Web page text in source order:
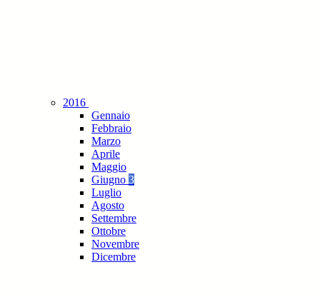
2016
Gennaio
Febbraio
Marzo
Aprile
Maggio
Giugno 3
Luglio
Agosto
Settembre
Ottobre
Novembre
Dicembre